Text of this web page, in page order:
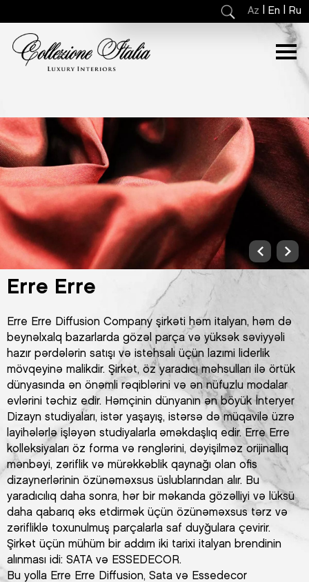
Az En Ru
Erre Erre
Erre Erre Diffusion Company şirkəti həm italyan, həm də
beynəlxalq bazarlarda gözəl parça və yüksək səviyyəli
hazır pərdələrin satışı və istehsalı üçün lazımi liderlik
mövqeyinə malikdir. Şirkət, öz yaradıcı məhsulları ilə örtük
dünyasında ən önəmli rəqiblərini və ən nüfuzlu modalar
evlərini təchiz edir. Həmçinin dünyanın ən böyük İnteryer
Dizayn studiyaları, istər yaşayış, istərsə də müqavilə üzrə
layihələrlə işləyən studiyalarla əməkdaşlıq edir. Erre Erre
kolleksiyaları öz forma və rənglərini, dəyişilməz orijinallıq
mənbəyi, zəriflik və mürəkkəblik qaynağı olan ofis
dizaynerlərinin özünəməxsus üslublarından alır. Bu
yaradıcılıq daha sonra, hər bir məkanda gözəlliyi və lüksü
daha qabarıq əks etdirmək üçün özünəməxsus tərz və
zərifliklə toxunulmuş parçalarla saf duyğulara çevirir.
Şirkət üçün mühüm bir addım iki tarixi italyan brendinin
alınması idi: SATA və ESSEDECOR.
Bu yolla Erre Erre Diffusion, Sata və Essedecor